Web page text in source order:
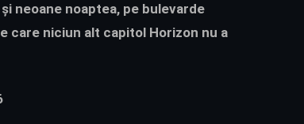
neoane noaptea, pe bulevarde
care niciun alt capitol Horizon nu a